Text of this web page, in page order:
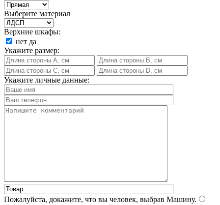
Выберите материал
Верхние шкафы:
нет да
Укажите размер:
Укажите личные данные:
Пожалуйста, докажите, что вы человек, выбрав Машину.